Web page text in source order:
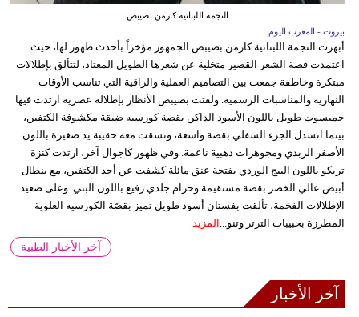
النجمة اللبنانية كارمن بصيبص
بيروت - المغرب اليوم
أبهرت النجمة اللبنانية كارمن بصيبص الجمهور مؤخراً بأحدث ظهور لها، حيث
اعتمدت قصة الشعر القصير متخلية عن شعرها الطويل المعتاد، لتتألق بإطلالات
مبتكرة وخاطفة جمعت بين التصاميم العملية والراقية التي تناسب الأوقات
النهارية والمناسبات الرسمية. ولفتت بصيبص الأنظار بإطلالة عصرية ارتدت فيها
جمبسوت طويل باللون الأسود الداكن بقصة كورسيه ضيقة مكشوفة الكتفين،
بينما انسدل الجزء السفلي بقصة واسعة، ونسقت معه حقيبة يد صغيرة باللون
الأصفر الزبدي ومجوهرات ذهبية ناعمة. وفي ظهور كاجوال آخر، ارتدت كنزة
تريكو باللون البيج الوردي بفتحة عنق مائلة كشفت عن أحد الكتفين، مع بنطال
أبيض عالي الخصر بقصة مستقيمة وحزام جلدي رفيع باللون البني. وعلى صعيد
الإطلالات الفخمة، تألقت بفستان أسود طويل تميز بقصّة الكورسيه العلوية
المطرزة بحبيبات الترتر وتنو... المزيد
آخر الأخبار الطبية
آخر الأخبار